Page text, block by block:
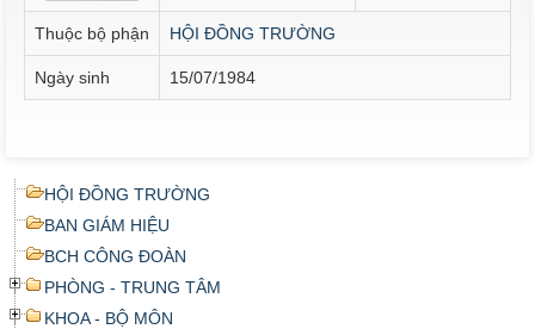
Thuộc bộ phận HỘI ĐỒNG TRƯỜNG
Ngày sinh 15/07/1984
HỘI ĐỒNG TRƯỜNG
BAN GIÁM HIỆU
BCH CÔNG ĐOÀN
PHÒNG - TRUNG TÂM
KHOA - BỘ MÔN